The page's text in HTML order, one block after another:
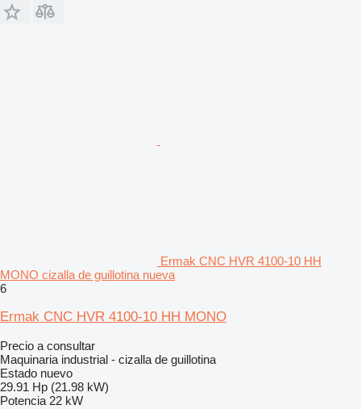
Ermak CNC HVR 4100-10 HH
MONO cizalla de guillotina nueva
6
Ermak CNC HVR 4100-10 HH MONO
Precio a consultar
Maquinaria industrial - cizalla de guillotina
Estado nuevo
29.91 Hp (21.98 kW)
Potencia 22 kW